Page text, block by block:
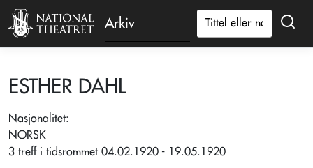
Arkiv
ESTHER DAHL
Nasjonalitet:
NORSK
3 treff i tidsrommet 04.02.1920 - 19.05.1920